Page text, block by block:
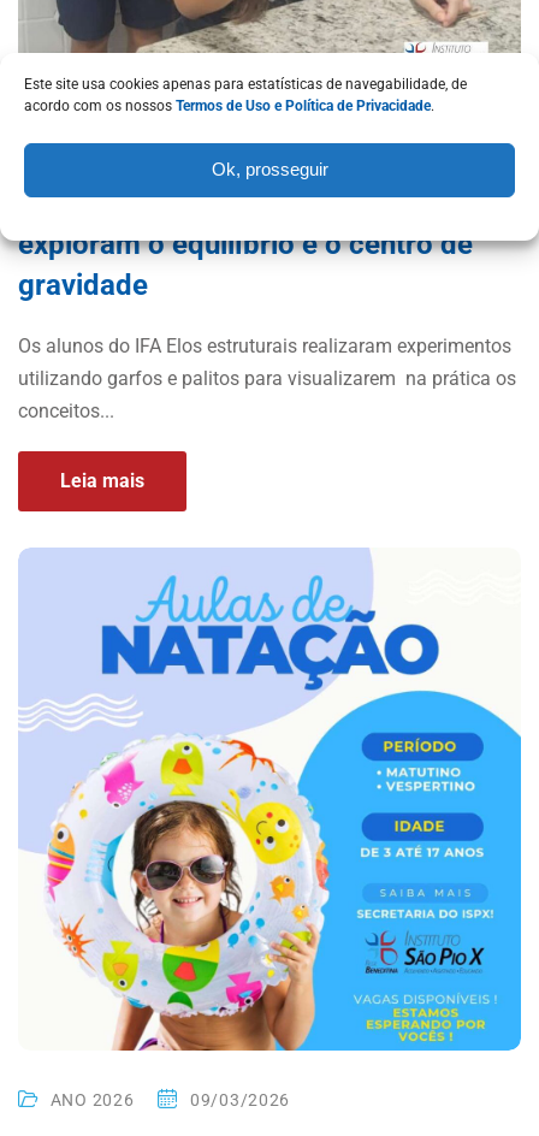
Este site usa cookies apenas para estatísticas de navegabilidade, de
acordo com os nossos Termos de Uso e Política de Privacidade.
Ok, prosseguir
ANO 2026 10/03/2026
Física em Ação: Alunos do IFA
exploram o equilíbrio e o centro de
gravidade
Os alunos do IFA Elos estruturais realizaram experimentos
utilizando garfos e palitos para visualizarem na prática os
conceitos...
Leia mais
ANO 2026 09/03/2026